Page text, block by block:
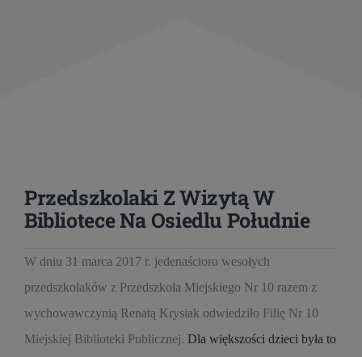
Przedszkolaki Z Wizytą W
Bibliotece Na Osiedlu Południe
W dniu 31 marca 2017 r. jedenaścioro wesołych
przedszkolaków z Przedszkola Miejskiego Nr 10 razem z
wychowawczynią Renatą Krysiak odwiedziło Filię Nr 10
Miejskiej Biblioteki Publicznej. Dla większości dzieci była to